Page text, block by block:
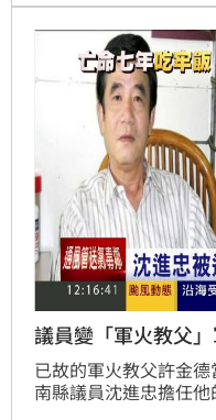
桿佳績，4回合總桿低
差，首度贏得這項大
議員變「軍火教父
已故的軍火教父許金
南縣議員沈進忠擔任